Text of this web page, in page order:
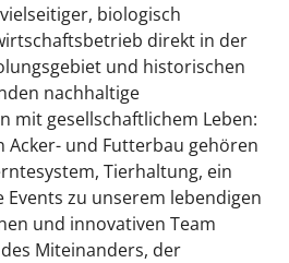
biologisch
direkt in der
und historischen
nachhaltige
mit gesellschaftlichem Leben:
Acker- und Futterbau gehören
Tierhaltung, ein
Events zu unserem lebendigen
und innovativen Team
Miteinanders, der